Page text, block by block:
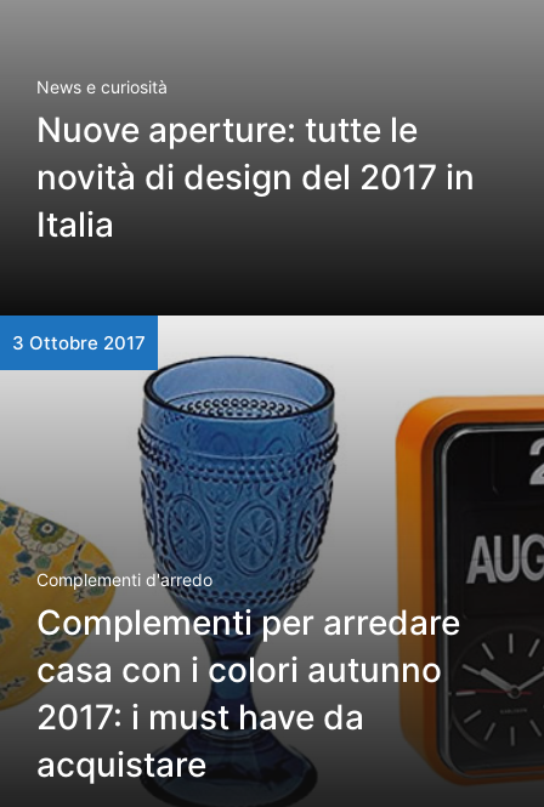
News e curiosità
Nuove aperture: tutte le
novità di design del 2017 in
Italia
3 Ottobre 2017
Complementi d'arredo
Complementi per arredare
casa con i colori autunno
2017: i must have da
acquistare